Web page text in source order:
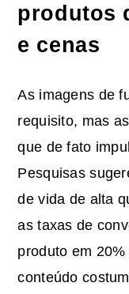
produtos
e cenas
As imagens de
requisito, mas
que de fato
Pesquisas
de vida de alta
as taxas de
produto em
conteúdo